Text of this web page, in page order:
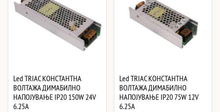
Led TRIAC КОНСТАНТНА
ВОЛТАЖА ДИМАБИЛНО
НАПОЈУВАЊЕ IP20 150W 24V
6.25A
Led TRIAC КОНСТАНТНА
ВОЛТАЖА ДИМАБИЛНО
НАПОЈУВАЊЕ IP20 75W 12V
6.25A